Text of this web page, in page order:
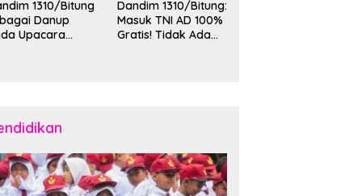
1310/Bitung
Danup
Upacara
dan Sangihe
Dandim 1310/Bitung:
Masuk TNI AD 100%
Gratis! Tidak Ada